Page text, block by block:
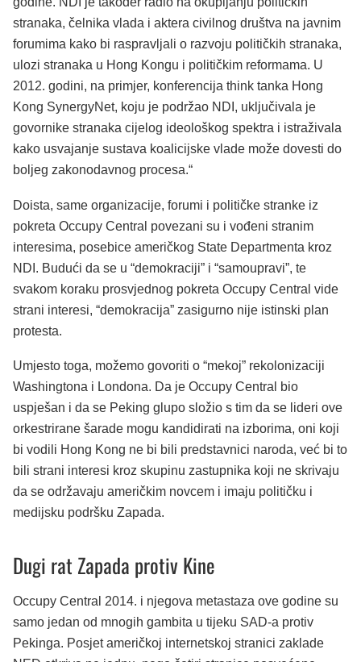
stranaka, čelnika vlada i aktera civilnog društva na javnim
forumima kako bi raspravljali o razvoju političkih stranaka,
ulozi stranaka u Hong Kongu i političkim reformama. U
2012. godini, na primjer, konferencija think tanka Hong
Kong SynergyNet, koju je podržao NDI, uključivala je
govornike stranaka cijelog ideološkog spektra i istraživala
kako usvajanje sustava koalicijske vlade može dovesti do
boljeg zakonodavnog procesa.“
Doista, same organizacije, forumi i političke stranke iz
pokreta Occupy Central povezani su i vođeni stranim
interesima, posebice američkog State Departmenta kroz
NDI. Budući da se u “demokraciji” i “samoupravi”, te
svakom koraku prosvjednog pokreta Occupy Central vide
strani interesi, “demokracija” zasigurno nije istinski plan
protesta.
Umjesto toga, možemo govoriti o “mekoj” rekolonizaciji
Washingtona i Londona. Da je Occupy Central bio
uspješan i da se Peking glupo složio s tim da se lideri ove
orkestrirane šarade mogu kandidirati na izborima, oni koji
bi vodili Hong Kong ne bi bili predstavnici naroda, već bi to
bili strani interesi kroz skupinu zastupnika koji ne skrivaju
da se održavaju američkim novcem i imaju političku i
medijsku podršku Zapada.
Dugi rat Zapada protiv Kine
Occupy Central 2014. i njegova metastaza ove godine su
samo jedan od mnogih gambita u tijeku SAD-a protiv
Pekinga. Posjet američkoj internetskoj stranici zaklade